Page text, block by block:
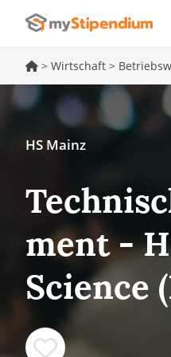
> Wirtschaft >
HS Mainz
ment -
Science